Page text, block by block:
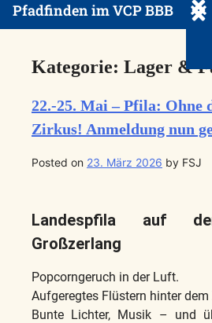
Pfadfinden im VCP BBB
Kategorie: Lager &
22.-25. Mai – Pfila: Ohne
Zirkus! Anmeldung nun
Posted on 23. März 2026 by FSJ
Landespfila auf
Großzerlang
Popcorngeruch in der Luft.
Aufgeregtes Flüstern hinter
Bunte Lichter, Musik – und